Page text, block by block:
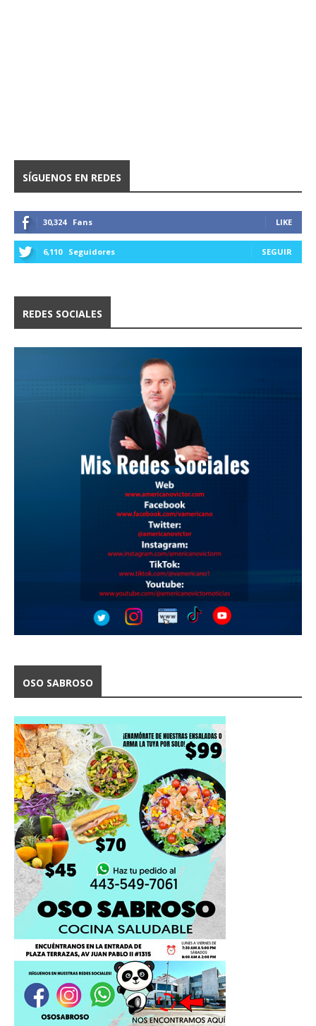
SÍGUENOS EN REDES
30,324 Fans LIKE
6,110 Seguidores SEGUIR
REDES SOCIALES
OSO SABROSO